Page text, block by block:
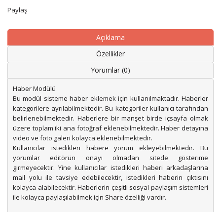
Paylaş
Açıklama
Özellikler
Yorumlar (0)
Haber Modülü
Bu modül sisteme haber eklemek için kullanılmaktadır. Haberler
kategorilere ayrılabilmektedir. Bu kategoriler kullanıcı tarafından
belirlenebilmektedir. Haberlere bir manşet birde içsayfa olmak
üzere toplam iki ana fotoğraf eklenebilmektedir. Haber detayına
video ve foto galeri kolayca eklenebilmektedir.
Kullanıcılar istedikleri habere yorum ekleyebilmektedir. Bu
yorumlar editörün onayı olmadan sitede gösterime
girmeyecektir. Yine kullanıcılar istedikleri haberi arkadaşlarına
mail yolu ile tavsiye edebilecektir, istedikleri haberin çıktısını
kolayca alabilecektir. Haberlerin çeşitli sosyal paylaşım sistemleri
ile kolayca paylaşılabilmek için Share özelliği vardır.